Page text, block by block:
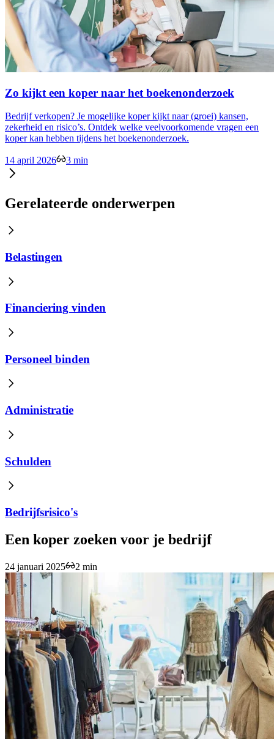
Zo kijkt een koper naar het boekenonderzoek
Bedrijf verkopen? Je mogelijke koper kijkt naar (groei) kansen,
zekerheid en risico’s. Ontdek welke veelvoorkomende vragen een
koper kan hebben tijdens het boekenonderzoek.
14 april 2026 3 min
Gerelateerde onderwerpen
Belastingen
Financiering vinden
Personeel binden
Administratie
Schulden
Bedrijfsrisico's
Een koper zoeken voor je bedrijf
24 januari 2025 2 min